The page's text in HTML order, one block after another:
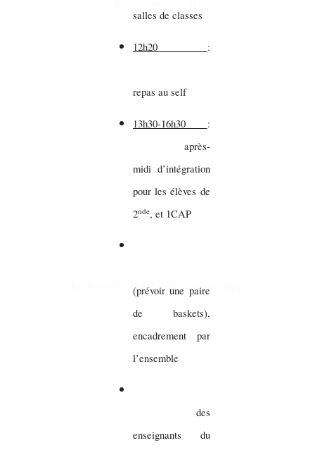
salles de classes
12h20 :
repas au self
13h30-16h30 :
après-
midi d’intégration
pour les élèves de
2nde, et 1CAP
(prévoir une paire
de baskets),
encadrement par
l’ensemble
des
enseignants du
Partager sur vos réseaux
Laissez-nous un message